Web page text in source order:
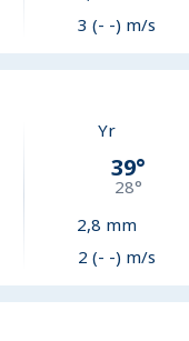
3 (- -) m/s
Yr
39°
28°
2,8 mm
2 (- -) m/s